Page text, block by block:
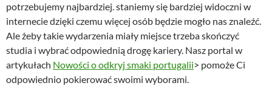
potrzebujemy najbardziej. staniemy się bardziej widoczni w
internecie dzięki czemu więcej osób będzie mogło nas znaleźć.
Ale żeby takie wydarzenia miały miejsce trzeba skończyć
studia i wybrać odpowiednią drogę kariery. Nasz portal w
artykułach Nowości o odkryj smaki portugalii> pomoże Ci
odpowiednio pokierować swoimi wyborami.